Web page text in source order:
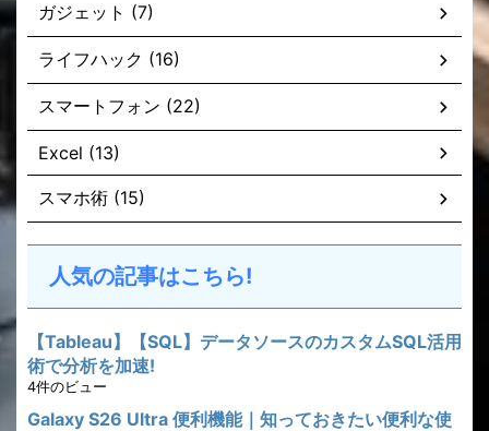
ガジェット (7)
ライフハック (16)
スマートフォン (22)
Excel (13)
スマホ術 (15)
人気の記事はこちら!
【Tableau】【SQL】データソースのカスタムSQL活用
術で分析を加速!
4件のビュー
Galaxy S26 Ultra 便利機能｜知っておきたい便利な使